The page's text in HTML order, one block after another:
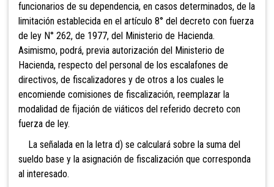
funcionarios de su dependencia, en casos determinados, de la
limitación establecida en el artículo 8° del decreto con fuerza
de ley N° 262, de 1977, del Ministerio de Hacienda.
Asimismo, podrá, previa autorización del Ministerio de
Hacienda, respecto del personal de los escalafones de
directivos, de fiscalizadores y de otros a los cuales le
encomiende comisiones de fiscalización, reemplazar la
modalidad de fijación de viáticos del referido decreto con
fuerza de ley.
La señalada en la letra d) se calculará sobre la suma del
sueldo base y la asignación de fiscalización que corresponda
al interesado.